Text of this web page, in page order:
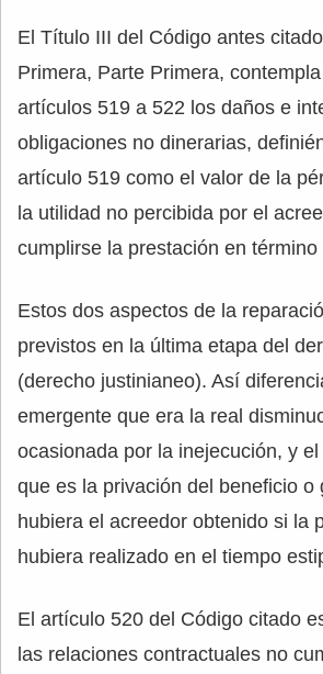
El Título III del Código antes
Primera, Parte Primera,
artículos 519 a 522 los daños e
obligaciones no dinerarias,
artículo 519 como el valor de la
la utilidad no percibida por el
cumplirse la prestación en término
Estos dos aspectos de la
previstos en la última etapa del
(derecho justinianeo). Así
emergente que era la real
ocasionada por la inejecución, y
que es la privación del beneficio o
hubiera el acreedor obtenido si la
hubiera realizado en el tiempo
El artículo 520 del Código citado
las relaciones contractuales no